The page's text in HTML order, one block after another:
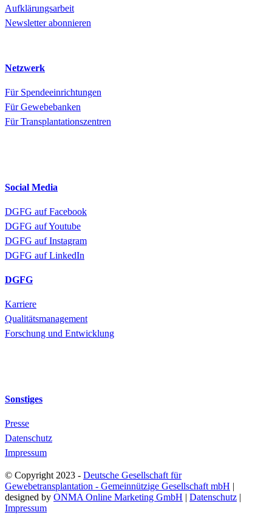
Aufklärungsarbeit
Newsletter abonnieren
Netzwerk
Für Spendeeinrichtungen
Für Gewebebanken
Für Transplantationszentren
Social Media
DGFG auf Facebook
DGFG auf Youtube
DGFG auf Instagram
DGFG auf LinkedIn
DGFG
Karriere
Qualitätsmanagement
Forschung und Entwicklung
Sonstiges
Presse
Datenschutz
Impressum
© Copyright 2023 - Deutsche Gesellschaft für
Gewebetransplantation - Gemeinnützige Gesellschaft mbH |
designed by ONMA Online Marketing GmbH | Datenschutz |
Impressum